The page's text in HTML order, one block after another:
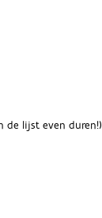
de lijst even duren!)